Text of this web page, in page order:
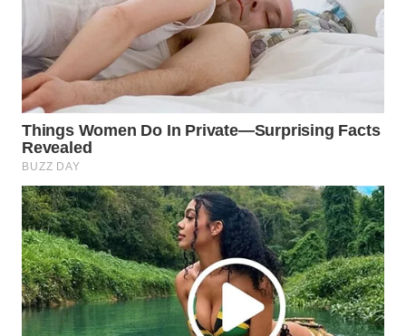
WN
SEMARANG
WN
SOLO
BOROBUDUR
WN
MADURA
WN
SURABAYA